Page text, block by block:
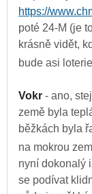
https://
poté 24-M (je
krásně vidět,
bude asi loterie
Vokr - ano,
země byla
běžkách byla
na mokrou
nyní dokonalý
se podívat